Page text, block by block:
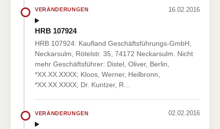
VERÄNDERUNGEN 16.02.2016
HRB 107924
HRB 107924: Kaufland Geschäftsführungs-GmbH,
Neckarsulm, Rötelstr. 35, 74172 Neckarsulm. Nicht
mehr Geschäftsführer: Distel, Oliver, Berlin,
*XX.XX.XXXX; Kloos, Werner, Heilbronn,
*XX.XX.XXXX; Dr. Kuntzer, R…
VERÄNDERUNGEN 02.02.2016